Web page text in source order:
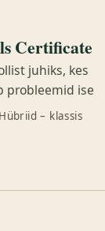
Certificate
juhiks, kes
probleemid ise
– klassis